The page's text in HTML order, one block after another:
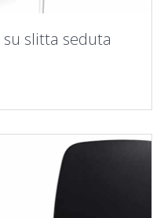
slitta seduta